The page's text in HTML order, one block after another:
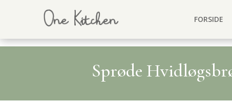
FORSIDE
Sprøde